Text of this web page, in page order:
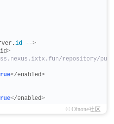
id -->
>
repository/
</enabled>
</enabled>
© Oinone社区